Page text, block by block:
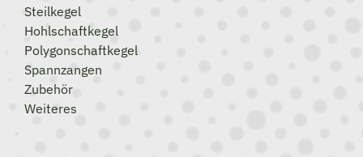
Steilkegel
Hohlschaftkegel
Polygonschaftkegel
Spannzangen
Zubehör
Weiteres